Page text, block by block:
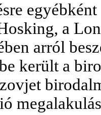
a
arról
került a